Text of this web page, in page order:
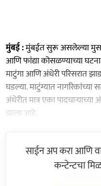
​मुंबई :मुंबईत सुरू असलेल्या
आणि फांद्या कोसळण्याच्या
माटुंगा आणि अंधेरी परिसरात
घडल्या. माटुंग्यात
अंधेरीत मात्र एका
झाला आहे.
साईन अप करा आणि
कन्टेन्टचा